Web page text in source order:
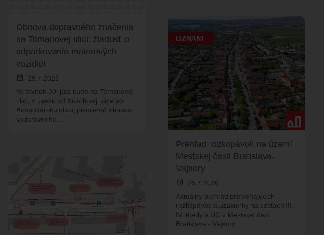
Obnova dopravného značenia
na Tomanovej ulici: žiadosť o
odparkovanie motorových
vozidiel
event
29.7.2026
Vo štvrtok 30. júla bude na Tomanovej
ulici, v úseku od Kúkoľovej ulice po
Hospodársku ulicu, prebiehať obnova
vodorovného…
Prehľad rozkopávok na území
Mestskej časti Bratislava-
Vajnory
event
26.7.2026
Aktuálny prehľad prebiehajúcich
rozkopávok a uzávierky na cestách III.,
IV. triedy a ÚC v Mestskej časti
Bratislava - Vajnory…